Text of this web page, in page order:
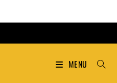
MENU